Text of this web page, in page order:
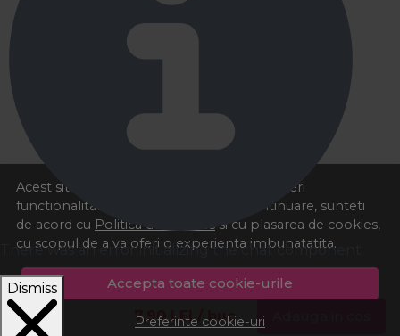
7,90LEI / buc
Acest site foloseste cookies pentru a va oferi
functionalitatea dorita. Navigand in continuare, sunteti
de acord cu Politica de cookies si cu plasarea de cookies,
cu scopul de a va oferi o experienta imbunatatita.
Accepta toate cookie-urile
Preferinte cookie-uri
There was an error initializing the chat component
Dismiss